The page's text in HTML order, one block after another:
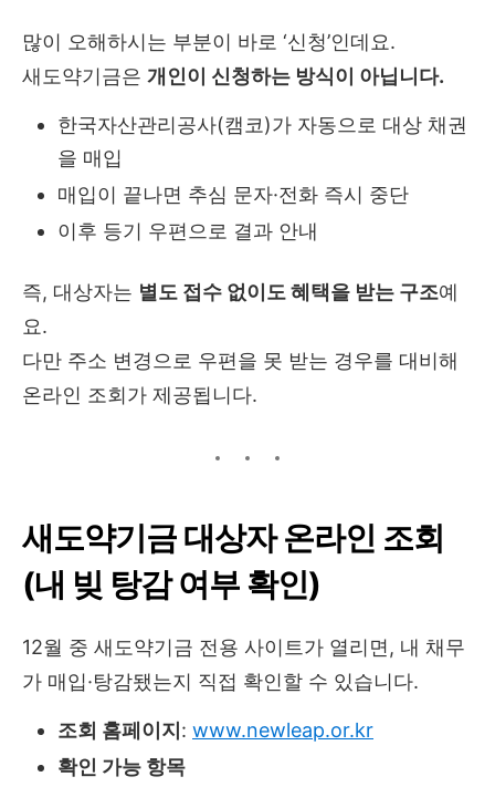
많이 오해하시는 부분이 바로 ‘신청’인데요.
새도약기금은 개인이 신청하는 방식이 아닙니다.
한국자산관리공사(캠코)가 자동으로 대상 채권
을 매입
매입이 끝나면 추심 문자·전화 즉시 중단
이후 등기 우편으로 결과 안내
즉, 대상자는 별도 접수 없이도 혜택을 받는 구조예
요.
다만 주소 변경으로 우편을 못 받는 경우를 대비해
온라인 조회가 제공됩니다.
새도약기금 대상자 온라인 조회
(내 빚 탕감 여부 확인)
12월 중 새도약기금 전용 사이트가 열리면, 내 채무
가 매입·탕감됐는지 직접 확인할 수 있습니다.
조회 홈페이지 : www.newleap.or.kr
확인 가능 항목